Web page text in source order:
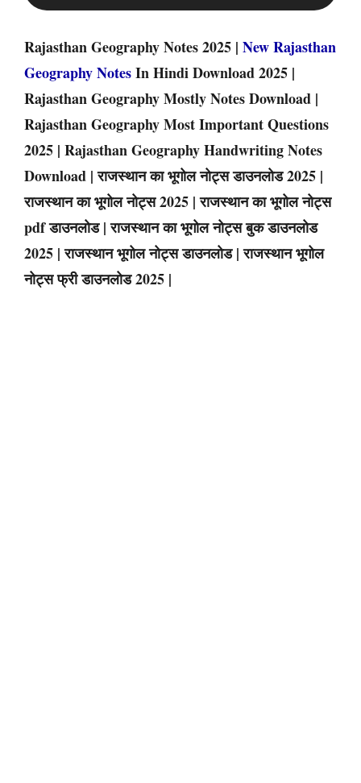
Rajasthan Geography Notes 2025 | New Rajasthan
Geography NotesIn Hindi Download 2025 |
Rajasthan Geography Mostly Notes Download |
Rajasthan Geography Most Important Questions
2025 | Rajasthan Geography Handwriting Notes
Download | राजस्थान का भूगोल नोट्स डाउनलोड 2025 |
राजस्थान का भूगोल नोट्स 2025 | राजस्थान का भूगोल नोट्स
pdf डाउनलोड | राजस्थान का भूगोल नोट्स बुक डाउनलोड
2025 | राजस्थान भूगोल नोट्स डाउनलोड | राजस्थान भूगोल
नोट्स फ्री डाउनलोड 2025 |